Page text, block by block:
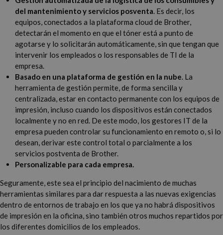
del mantenimiento y servicios posventa. Es decir, los
equipos, conectados a la plataforma cloud de Brother,
detectarán el momento en que el tóner está a punto de
agotarse y lo solicitarán automáticamente, sin que tengan que
intervenir los empleados o los responsables de TI de la
empresa.
Basado en una plataforma de gestión en la nube. La
herramienta de gestión permite, de forma sencilla y
centralizada, estar en contacto permanente con los equipos de
impresión, incluso cuando los dispositivos están conectados
localmente y no en red. De este modo, los gestores IT de la
empresa pueden controlar su funcionamiento en remoto o, si lo
desean, derivar este control total o parcialmente a los
servicios postventa de Brother.
Personalizable para cada empresa.
Seguramente, este sea el principio del nacimiento de muchas
herramientas similares para dar respuesta a las nuevas exigencias
dentro de entornos de trabajo en los que ya no habrá dispositivos
de impresión en la oficina, sino también otros muchos repartidos por
los diferentes domicilios de los empleados.